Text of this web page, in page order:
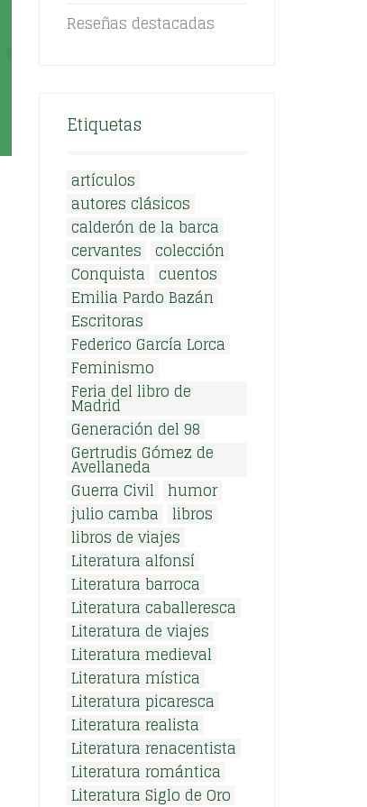
Reseñas destacadas
Etiquetas
artículos
autores clásicos
calderón de la barca
cervantes colección
Conquista cuentos
Emilia Pardo Bazán
Escritoras
Federico García Lorca
Feminismo
Feria del libro de
Madrid
Generación del 98
Gertrudis Gómez de
Avellaneda
Guerra Civil humor
julio camba libros
libros de viajes
Literatura alfonsí
Literatura barroca
Literatura caballeresca
Literatura de viajes
Literatura medieval
Literatura mística
Literatura picaresca
Literatura realista
Literatura renacentista
Literatura romántica
Literatura Siglo de Oro